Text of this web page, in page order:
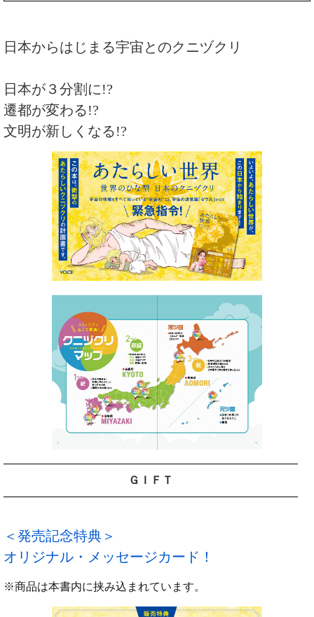
日本からはじまる宇宙とのクニヅクリ
日本が３分割に!?
遷都が変わる!?
文明が新しくなる!?
ＧＩＦＴ
＜発売記念特典＞
オリジナル・メッセージカード！
※商品は本書内に挟み込まれています。